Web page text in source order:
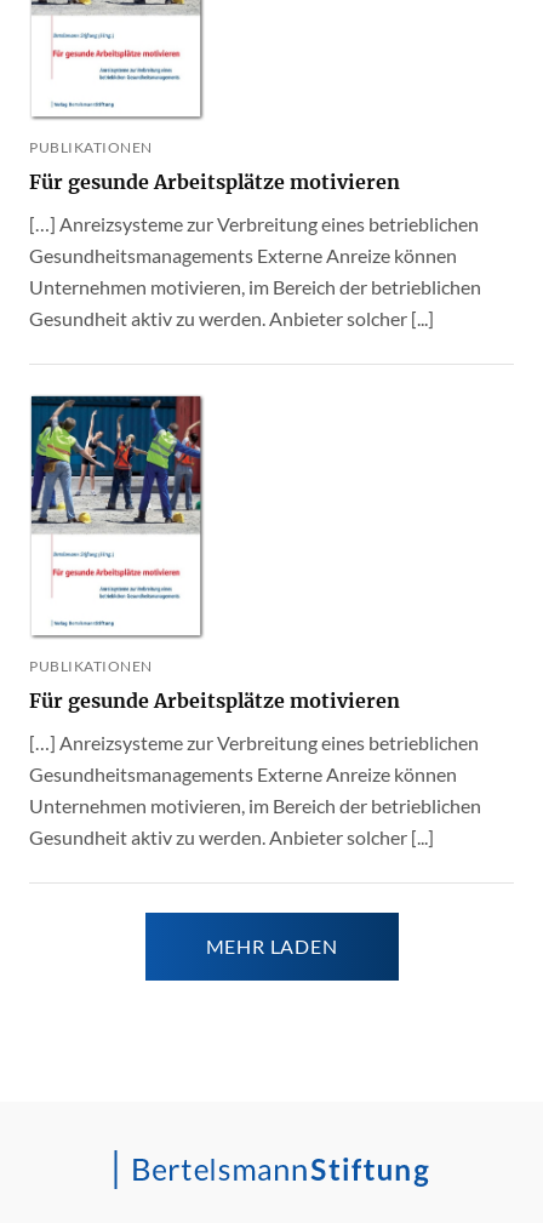
PUBLIKATIONEN
Für gesunde Arbeitsplätze motivieren
[…] Anreizsysteme zur Verbreitung eines betrieblichen
Gesundheitsmanagements Externe Anreize können
Unternehmen motivieren, im Bereich der betrieblichen
Gesundheit aktiv zu werden. Anbieter solcher [...]
PUBLIKATIONEN
Für gesunde Arbeitsplätze motivieren
[…] Anreizsysteme zur Verbreitung eines betrieblichen
Gesundheitsmanagements Externe Anreize können
Unternehmen motivieren, im Bereich der betrieblichen
Gesundheit aktiv zu werden. Anbieter solcher [...]
MEHR LADEN